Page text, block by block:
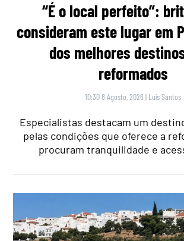
“É o local perfeito”:
consideram este lugar em
dos melhores
reformados
10:30 8 Agosto, 2026 | Luís Santos
Especialistas destacam um
pelas condições que oferece a
procuram tranquilidade e